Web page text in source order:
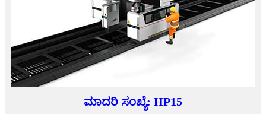
ಮಾದರಿ ಸಂಖ್ಯೆ: HP15